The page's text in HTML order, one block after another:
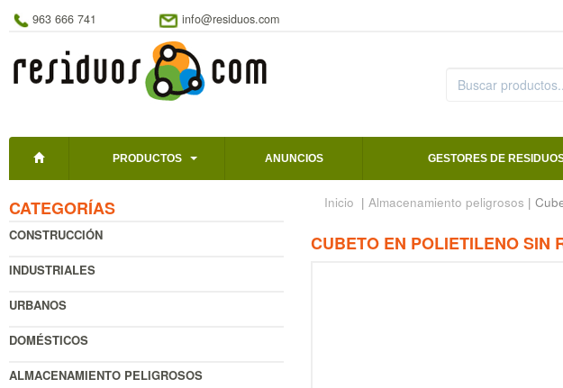
963 666 741 info@residuos.com
PRODUCTOS ANUNCIOS GESTORES DE
CATEGORÍAS
CONSTRUCCIÓN
INDUSTRIALES
URBANOS
DOMÉSTICOS
ALMACENAMIENTO PELIGROSOS
Inicio | Almacenamiento peligrosos |
CUBETO EN POLIETILENO SIN